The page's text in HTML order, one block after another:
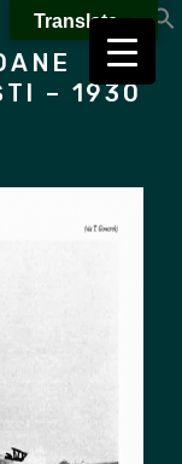
– 1930
Translate »